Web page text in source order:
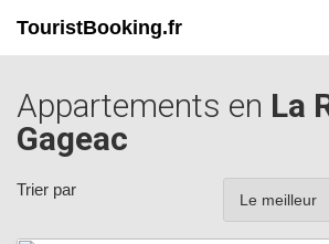
TouristBooking.fr
Appartements en La
Gageac
Trier par